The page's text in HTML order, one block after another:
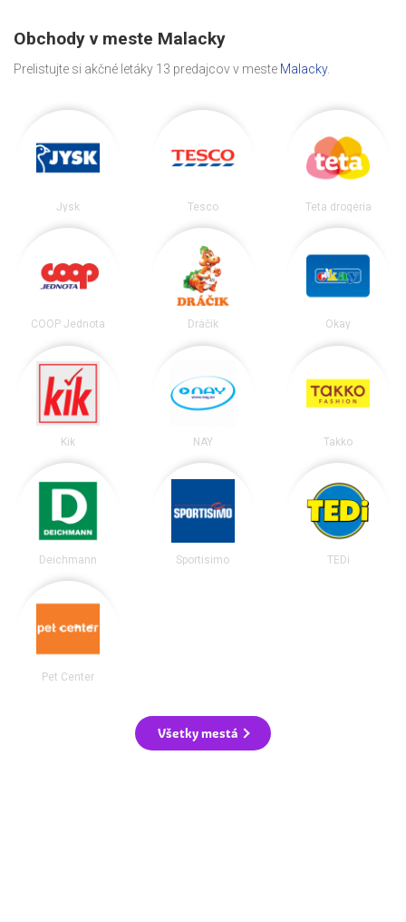
Obchody v meste Malacky
Prelistujte si akčné letáky 13 predajcov v meste Malacky.
Jysk Tesco Teta drogéria
COOP Jednota Dráčik Okay
Kik NAY Takko
Deichmann Sportisimo TEDi
Pet Center
Všetky mestá